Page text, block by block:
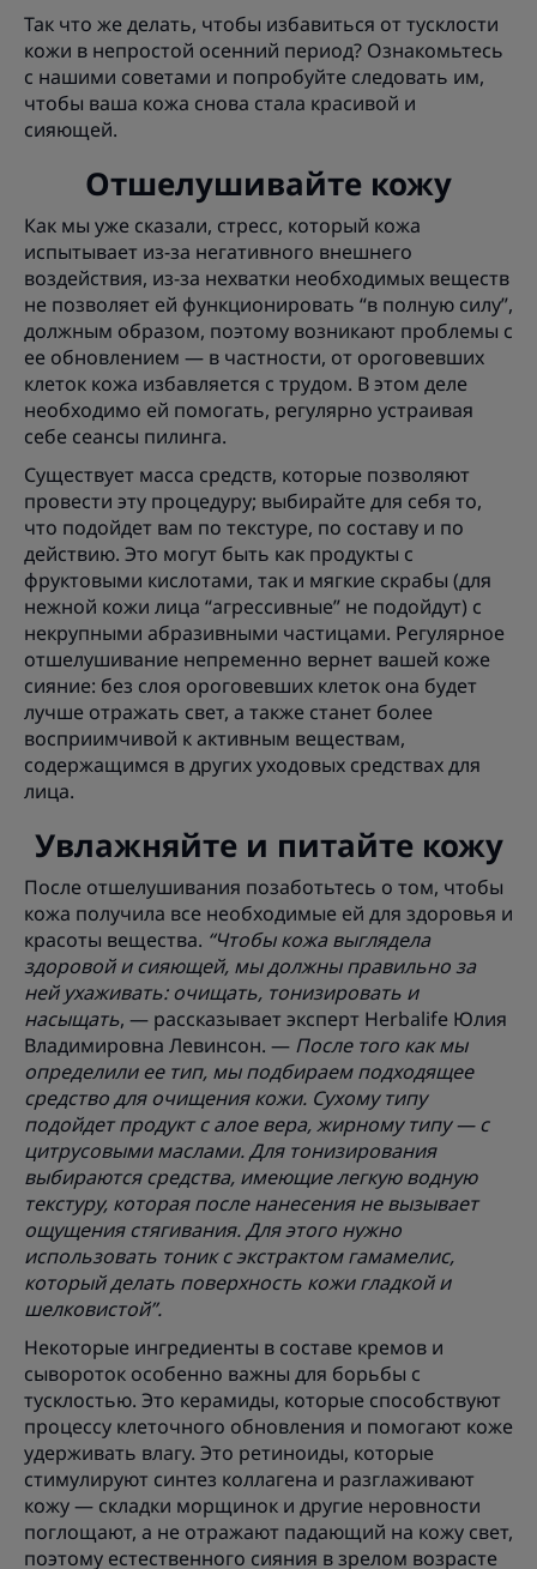
Так что же делать, чтобы избавиться от тусклости
кожи в непростой осенний период? Ознакомьтесь
с нашими советами и попробуйте следовать им,
чтобы ваша кожа снова стала красивой и
сияющей.
Отшелушивайте кожу
Как мы уже сказали, стресс, который кожа
испытывает из-за негативного внешнего
воздействия, из-за нехватки необходимых веществ
не позволяет ей функционировать “в полную силу”,
должным образом, поэтому возникают проблемы с
ее обновлением — в частности, от ороговевших
клеток кожа избавляется с трудом. В этом деле
необходимо ей помогать, регулярно устраивая
себе сеансы пилинга.
Существует масса средств, которые позволяют
провести эту процедуру; выбирайте для себя то,
что подойдет вам по текстуре, по составу и по
действию. Это могут быть как продукты с
фруктовыми кислотами, так и мягкие скрабы (для
нежной кожи лица “агрессивные” не подойдут) с
некрупными абразивными частицами. Регулярное
отшелушивание непременно вернет вашей коже
сияние: без слоя ороговевших клеток она будет
лучше отражать свет, а также станет более
восприимчивой к активным веществам,
содержащимся в других уходовых средствах для
лица.
Увлажняйте и питайте кожу
После отшелушивания позаботьтесь о том, чтобы
кожа получила все необходимые ей для здоровья и
красоты вещества. “Чтобы кожа выглядела
здоровой и сияющей, мы должны правильно за
ней ухаживать: очищать, тонизировать и
насыщать, — рассказывает эксперт Herbalife Юлия
Владимировна Левинсон. — После того как мы
определили ее тип, мы подбираем подходящее
средство для очищения кожи. Сухому типу
подойдет продукт с алое вера, жирному типу — с
цитрусовыми маслами. Для тонизирования
выбираются средства, имеющие легкую водную
текстуру, которая после нанесения не вызывает
ощущения стягивания. Для этого нужно
использовать тоник с экстрактом гамамелис,
который делать поверхность кожи гладкой и
шелковистой”.
Некоторые ингредиенты в составе кремов и
сывороток особенно важны для борьбы с
тусклостью. Это керамиды, которые способствуют
процессу клеточного обновления и помогают коже
удерживать влагу. Это ретиноиды, которые
стимулируют синтез коллагена и разглаживают
кожу — складки морщинок и другие неровности
поглощают, а не отражают падающий на кожу свет,
поэтому естественного сияния в зрелом возрасте